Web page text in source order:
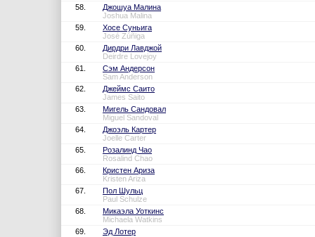
58.
Джошуа Малина
Joshua Malina
59.
Хосе Суньига
José Zúñiga
60.
Дирдри Лавджой
Deirdre Lovejoy
61.
Сэм Андерсон
Sam Anderson
62.
Джеймс Саито
James Saito
63.
Мигель Сандовал
Miguel Sandoval
64.
Джоэль Картер
Joelle Carter
65.
Розалинд Чао
Rosalind Chao
66.
Кристен Ариза
Kristen Ariza
67.
Пол Шульц
Paul Schulze
68.
Микаэла Уоткинс
Michaela Watkins
69.
Эд Лотер